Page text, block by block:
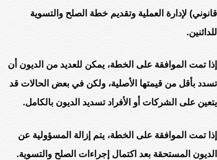
قانوني) لإدارة العملية وتقديم خطة الصلح والتسوية
للدائنين.
إذا تمت الموافقة على الخطة، يمكن للعديد من الديون أن
تسدد بأقل من قيمتها الأصلية، ولكن في بعض الحالات قد
يتعين على الشركات أو الأفراد تسديد الديون بالكامل.
إذا تمت الموافقة على الخطة، يتم إزالة المسؤولية عن
الديون المستحقة بعد اكتمال إجراءات الصلح والتسوية.